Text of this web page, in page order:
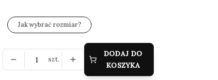
Jak wybrać rozmiar?
szt.
DODAJ DO
KOSZYKA